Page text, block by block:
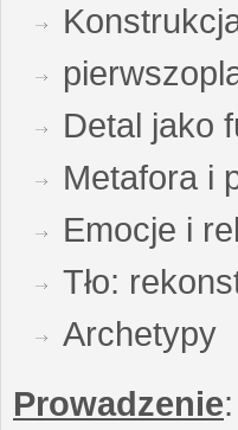
Detal jako
Metafora i
Emocje i
Tło:
Archetypy
Prowadzenie